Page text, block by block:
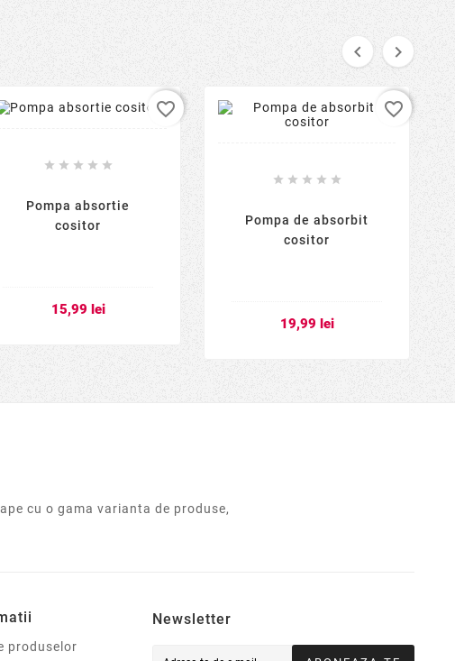
 
    
Pompa absortie
cositor
15,99 lei
favorite_border
    
Pompa de absorbit
cositor
19,99 lei
favorite_border
cu o gama varianta de produse,
produselor
Newsletter